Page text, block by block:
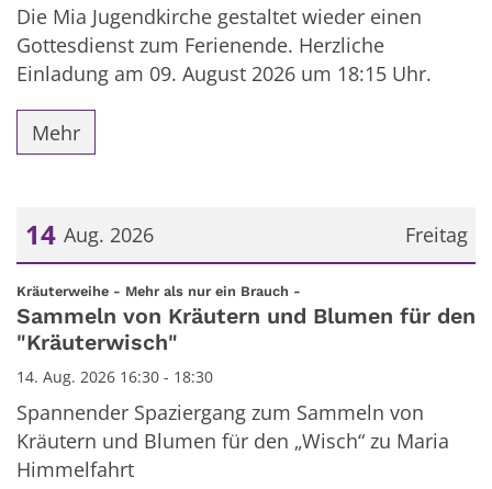
Die Mia Jugendkirche gestaltet wieder einen
Gottesdienst zum Ferienende. Herzliche
Einladung am 09. August 2026 um 18:15 Uhr.
Mehr
Freitag
14 Aug. 2026
Datum: 14. August 2026
Kräuterweihe - Mehr als nur ein Brauch -
Sammeln von Kräutern und Blumen für den
"Kräuterwisch"
14. Aug. 2026 16:30 - 18:30
Spannender Spaziergang zum Sammeln von
Kräutern und Blumen für den „Wisch“ zu Maria
Himmelfahrt